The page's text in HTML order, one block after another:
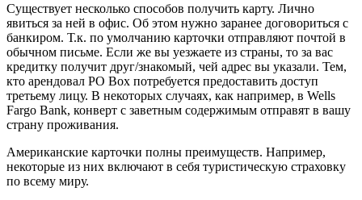
Существует несколько способов получить карту. Лично
явиться за ней в офис. Об этом нужно заранее договориться с
банкиром. Т.к. по умолчанию карточки отправляют почтой в
обычном письме. Если же вы уезжаете из страны, то за вас
кредитку получит друг/знакомый, чей адрес вы указали. Тем,
кто арендовал PO Box потребуется предоставить доступ
третьему лицу. В некоторых случаях, как например, в Wells
Fargo Bank, конверт с заветным содержимым отправят в вашу
страну проживания.
Американские карточки полны преимуществ. Например,
некоторые из них включают в себя туристическую страховку
по всему миру.